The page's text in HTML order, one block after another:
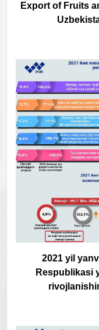
Export of Fruits
2021 yil
Respublikasi